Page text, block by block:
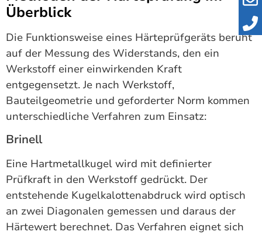
Überblick
Die Funktionsweise eines Härteprüfgeräts beruht
auf der Messung des Widerstands, den ein
Werkstoff einer einwirkenden Kraft
entgegensetzt. Je nach Werkstoff,
Bauteilgeometrie und geforderter Norm kommen
unterschiedliche Verfahren zum Einsatz:
Brinell
Eine Hartmetallkugel wird mit definierter
Prüfkraft in den Werkstoff gedrückt. Der
entstehende Kugelkalottenabdruck wird optisch
an zwei Diagonalen gemessen und daraus der
Härtewert berechnet. Das Verfahren eignet sich